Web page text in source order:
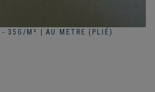
- 35G/M² | AU METRE (PLIÉ)